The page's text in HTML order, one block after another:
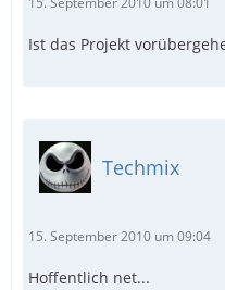
Ist das Projekt
Techmix
15. September 2010 um 09:04
Hoffentlich net...